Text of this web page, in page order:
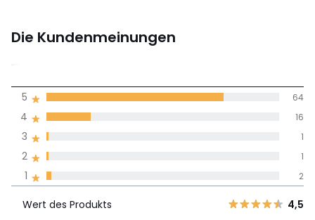
Die Kundenmeinungen
4,7
(84)
4
Wert des
1 2
2 1
3 1
4 16
5 64
Wert des Produkts 4,5